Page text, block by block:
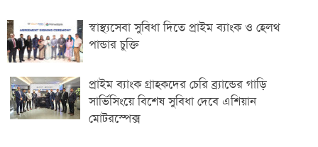
স্বাস্থ্যসেবা সুবিধা দিতে প্রাইম ব্যাংক ও হেলথ
পান্ডার চুক্তি
প্রাইম ব্যাংক গ্রাহকদের চেরি ব্র্যান্ডের গাড়ি
সার্ভিসিংয়ে বিশেষ সুবিধা দেবে এশিয়ান
মোটরস্পেক্স